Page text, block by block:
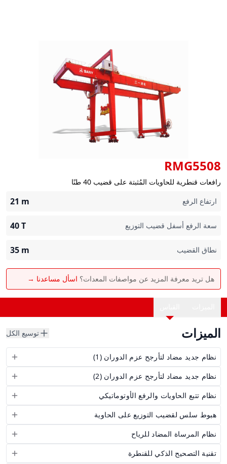
RMG5508
رافعات قنطرية للحاويات المُثبتة على قضيب 40 طنًا
ارتفاع الرفع
21 m
سعة الرفع أسفل قضيب التوزيع 40T
نطاق القضيب 35 m
هل تريد معرفة المزيد عن مواصفات المعدات؟ اسأل مساعدنا →
الميزات توسيع الكل
نظام جديد مضاد لتأرجح عزم الدوران (1)
نظام جديد مضاد لتأرجح عزم الدوران (2)
نظام تتبع الحاويات والرفع الأوتوماتيكي
هبوط سلس لقضيب التوزيع على الحاوية
نظام المرساة المضاد للرياح
تقنية التصحيح الذكي للقنطرة